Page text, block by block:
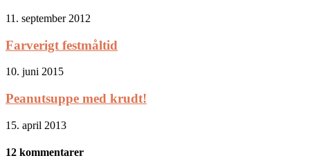
11. september 2012
Farverigt festmåltid
10. juni 2015
Peanutsuppe med krudt!
15. april 2013
12 kommentarer